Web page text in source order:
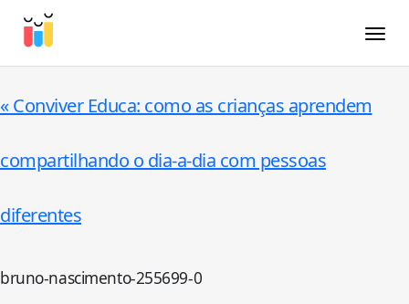
«Conviver Educa: como as crianças aprendem
compartilhando o dia-a-dia com pessoas
diferentes
bruno-nascimento-255699-0